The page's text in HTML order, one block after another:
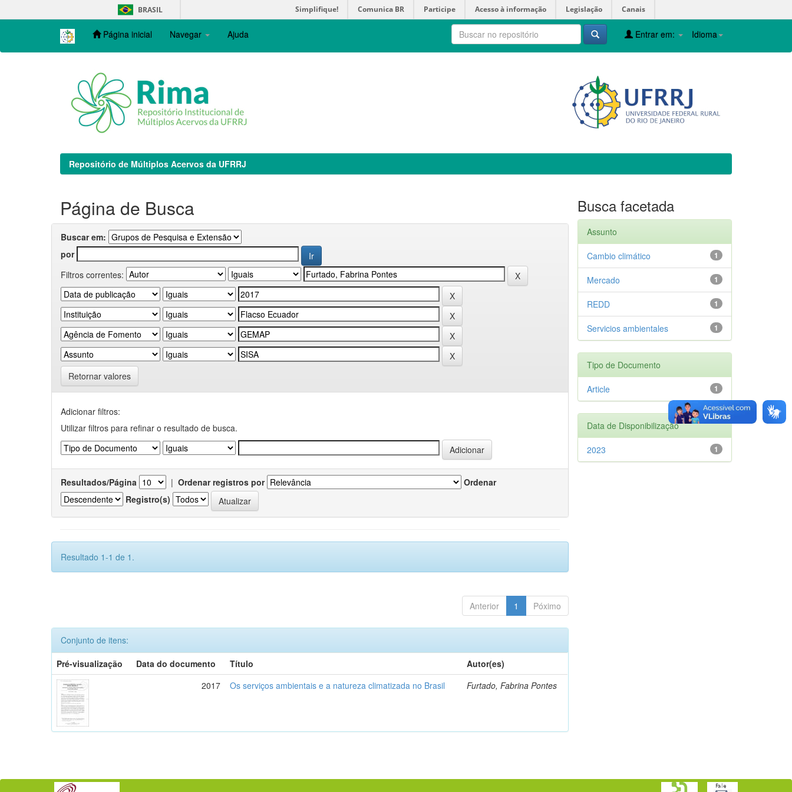
navigation
BRASIL Simplifique! Comunica BR Participe Acesso à informação Legislação Canais
Página inicial Navegar Ajuda Idioma
Entrar em:
Repositório de Múltiplos Acervos da UFRRJ
Página de Busca
Buscar em:
por
Filtros correntes:
Retornar valores
Adicionar filtros:
Utilizar filtros para refinar o resultado de busca.
Resultados/Página | Ordenar registros por
Ordenar
Registro(s)
Resultado 1-1 de 1.
Anterior 1 Póximo
Conjunto de itens:
Pré-visualização
Data do documento Título
Autor(es)
2017
Os serviços ambientais e a natureza climatizada no Brasil Furtado, Fabrina Pontes
Busca facetada
Assunto
1
Cambio climático
1
Mercado
1
REDD
1
Servicios ambientales
Tipo de Documento
1
Article
Data de Disponibilização
1
2023